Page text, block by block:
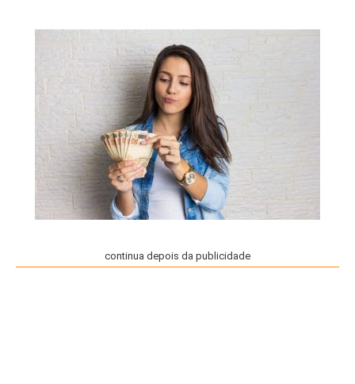
continua depois da publicidade